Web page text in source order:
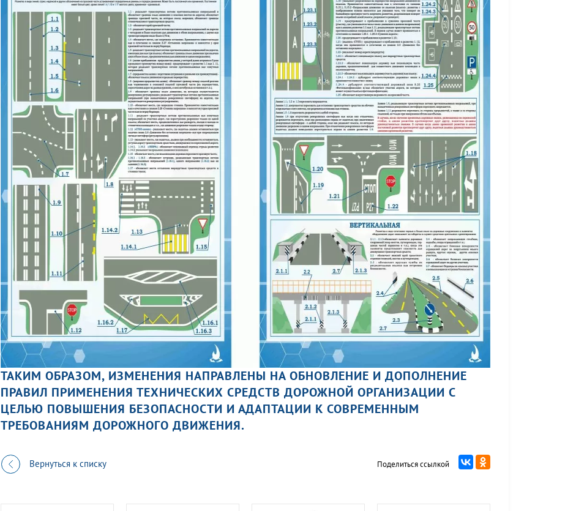
ТАКИМ ОБРАЗОМ, ИЗМЕНЕНИЯ НАПРАВЛЕНЫ НА ОБНОВЛЕНИЕ И ДОПОЛНЕНИЕ
ПРАВИЛ ПРИМЕНЕНИЯ ТЕХНИЧЕСКИХ СРЕДСТВ ДОРОЖНОЙ ОРГАНИЗАЦИИ С
ЦЕЛЬЮ ПОВЫШЕНИЯ БЕЗОПАСНОСТИ И АДАПТАЦИИ К СОВРЕМЕННЫМ
ТРЕБОВАНИЯМ ДОРОЖНОГО ДВИЖЕНИЯ.
Вернуться к списку Поделиться ссылкой